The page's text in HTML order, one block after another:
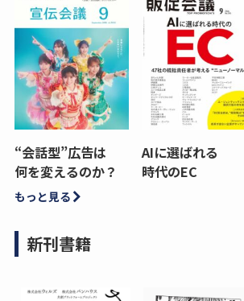
“会話型”広告は
何を変えるのか？
AIに選ばれる
時代のEC
もっと見る
新刊書籍